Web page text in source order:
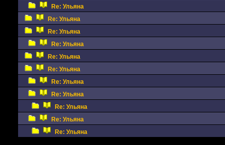
Re: Ульяна
Re: Ульяна
Re: Ульяна
Re: Ульяна
Re: Ульяна
Re: Ульяна
Re: Ульяна
Re: Ульяна
Re: Ульяна
Re: Ульяна
Re: Ульяна